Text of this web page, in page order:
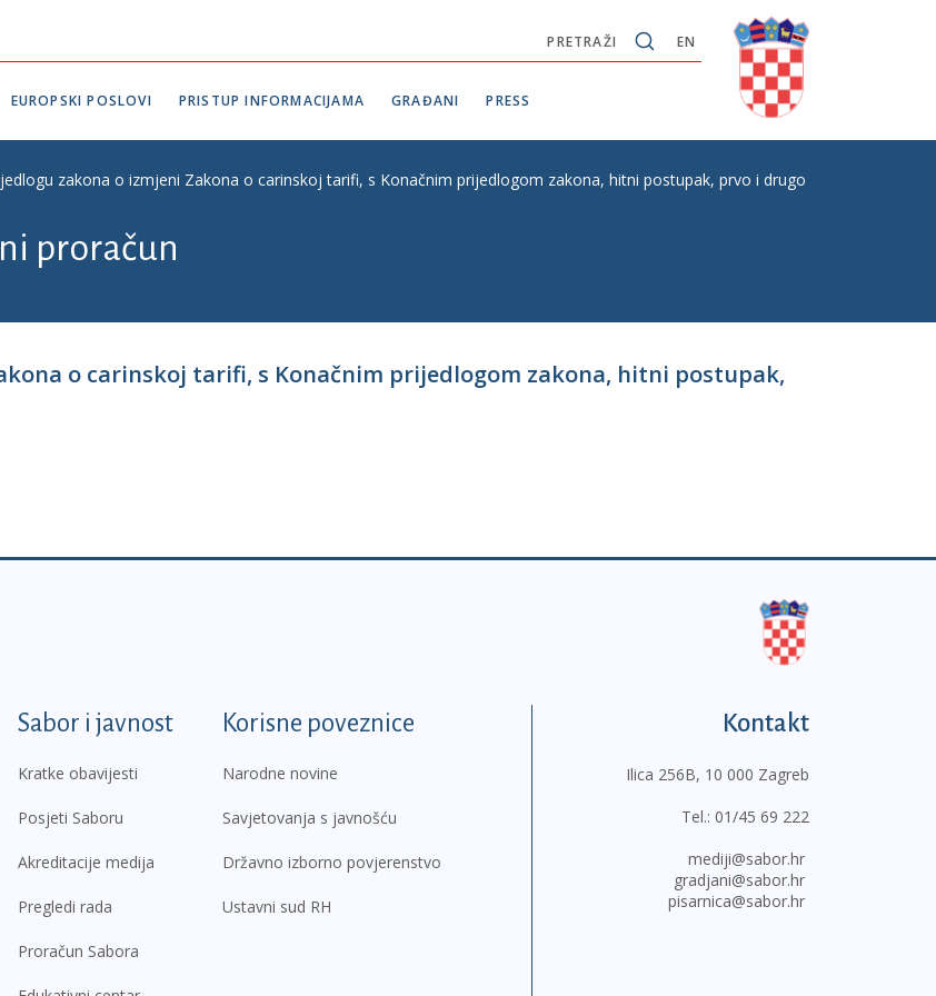
EN
PRETRAŽI
EUROPSKI POSLOVI PRISTUP INFORMACIJAMA GRAĐANI PRESS
zakona o izmjeni Zakona o carinskoj tarifi, s Konačnim prijedlogom zakona, hitni postupak, prvo i drugo čitanje, P.Z.E. br.
proračun
o carinskoj tarifi, s Konačnim prijedlogom zakona, hitni postupak,
Sabor i javnost
Kratke obavijesti
Posjeti Saboru
Akreditacije medija
Pregledi rada
Proračun Sabora
Korisne poveznice
Narodne novine
Savjetovanja s javnošću
Državno izborno povjerenstvo
Ustavni sud RH
Kontakt
Ilica 256B, 10 000 Zagreb
Tel.: 01/45 69 222
mediji@sabor.hr
gradjani@sabor.hr
pisarnica@sabor.hr